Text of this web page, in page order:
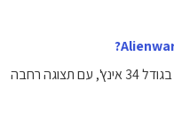
מסך Alienware 34 AW3425DWM מגיע בגודל 34 אינץ', עם תצוגה רחבה